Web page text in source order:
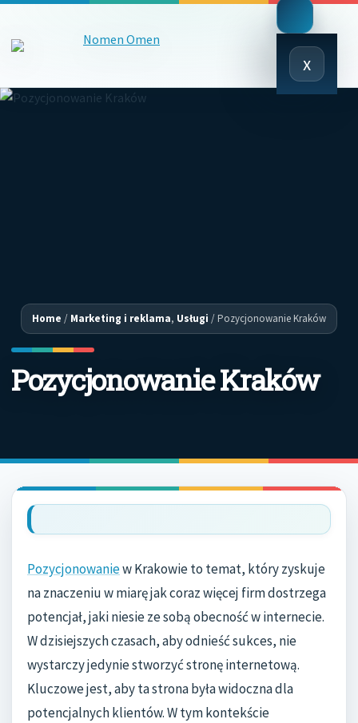
x
Close
Menu
Home / Marketing i reklama, Usługi /Pozycjonowanie Kraków
Pozycjonowanie Kraków
Pozycjonowaniew Krakowie to temat, który zyskuje
na znaczeniu w miarę jak coraz więcej firm dostrzega
potencjał, jaki niesie ze sobą obecność w internecie.
W dzisiejszych czasach, aby odnieść sukces, nie
wystarczy jedynie stworzyć stronę internetową.
Kluczowe jest, aby ta strona była widoczna dla
potencjalnych klientów. W tym kontekście